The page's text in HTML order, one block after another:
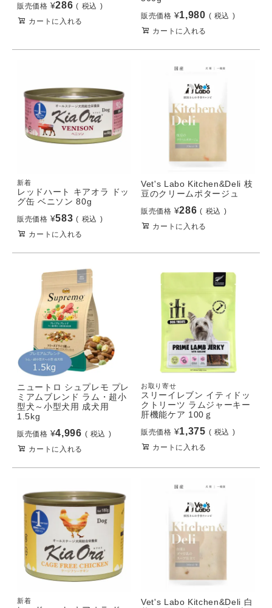
販売価格 ¥286
税込
カートに入れる
販売価格 ¥1,980
税込
カートに入れる
新着
レッドハート キアオラ ドッ
グ缶 ベニソン 80g
販売価格 ¥583
税込
カートに入れる
Vet's Labo Kitchen&Deli 枝
豆のクリームポタージュ
販売価格 ¥286
税込
カートに入れる
ニュートロ シュプレモ プレ
ミアムブレンド ラム・超小
型犬～小型犬用 成犬用
1.5kg
販売価格 ¥4,996
税込
カートに入れる
お取り寄せ
スリーイレブン イティドッ
クトリーツ ラムジャーキー
肝機能ケア 100ｇ
販売価格 ¥1,375
税込
カートに入れる
新着
Vet's Labo Kitchen&Deli 白